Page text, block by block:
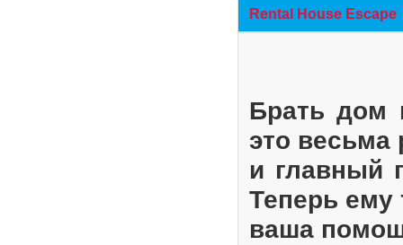
Rental House Escape
Брать дом
это весьма
и главный
Теперь ему
ваша